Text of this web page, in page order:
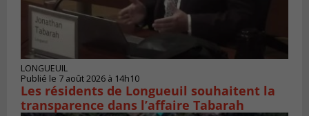
LONGUEUIL
Publié le 7 août 2026 à 14h10
Les résidents de Longueuil souhaitent la
transparence dans l’affaire Tabarah